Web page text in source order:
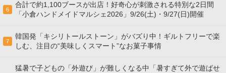
6
合計で約1,100ブースが出店！好奇心が刺激される特別な2日間
「小倉ハンドメイドマルシェ2026」9/26(土)・9/27(日)開催
7
韓国発「キシリトールストーン」がバズり中！ギルトフリーで楽
しむ、注目の“美味しくスマート”なお菓子事情
猛暑で子どもの「外遊び」が難しくなる中「暑すぎて外で遊ばせ